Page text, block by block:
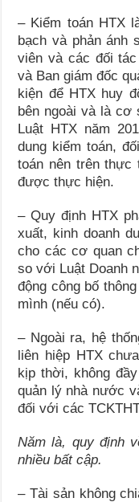
– Kiểm toán HTX
bạch và phản ánh
viên và các đối
và Ban giám đốc
kiện để HTX huy
bên ngoài và là
Luật HTX năm
dung kiểm toán,
toán nên trên thực
được thực hiện.
– Quy định HTX
xuất, kinh doanh
cho các cơ quan
so với Luật Doanh
động công bố
mình (nếu có).
– Ngoài ra, hệ
liên hiệp HTX
kịp thời, không
quản lý nhà nước
đối với các
Năm là, quy định
nhiều bất cập.
– Tài sản không